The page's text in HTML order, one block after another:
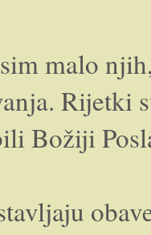
malo
Rijetki
Božiji